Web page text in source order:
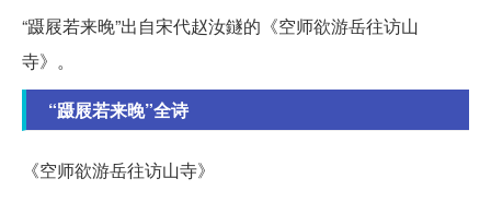
“蹑屐若来晚”出自宋代赵汝鐩的《空师欲游岳往访山
寺》。
“蹑屐若来晚”全诗
《空师欲游岳往访山寺》